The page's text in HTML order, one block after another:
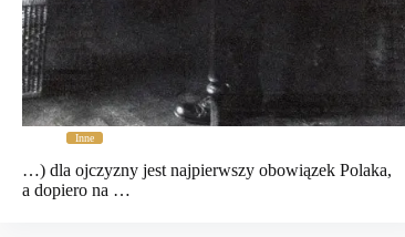
Inne
…) dla ojczyzny jest najpierwszy obowiązek Polaka,
a dopiero na …